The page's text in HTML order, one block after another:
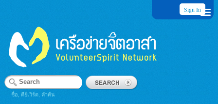
Sign In
ชื่อ, คีย์เวิร์ด, คำค้น